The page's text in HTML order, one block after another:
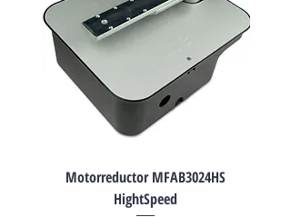
Motorreductor MFAB3024HS
HightSpeed